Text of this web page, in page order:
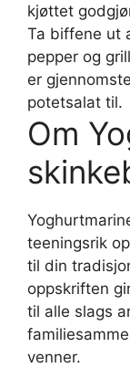
kjøttet
Ta biffene ut
pepper og
er
potetsalat til.
Om
teeningsrik
til din
oppskriften
til alle slags
venner.